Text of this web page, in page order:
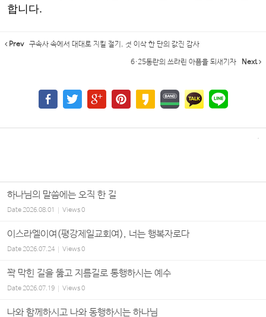
합니다.
Prev 구속사 속에서 대대로 지킬 절기, 첫 이삭 한 단의 값진 감사
6·25동란의 쓰라린 아픔을 되새기자 Next
하나님의 말씀에는 오직 한 길
Date2026.08.01 Views0
이스라엘이여(평강제일교회여), 너는 행복자로다
Date2026.07.24 Views0
꽉 막힌 길을 뚫고 지름길로 통행하시는 예수
Date2026.07.19 Views0
나와 함께하시고 나와 동행하시는 하나님